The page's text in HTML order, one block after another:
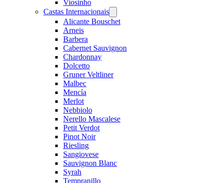
Viosinho
Castas Internacionais
menu
Alicante Bouschet
Arneis
Barbera
Cabernet Sauvignon
Chardonnay
Dolcetto
Gruner Veltliner
Malbec
Mencía
Merlot
Nebbiolo
Nerello Mascalese
Petit Verdot
Pinot Noir
Riesling
Sangiovese
Sauvignon Blanc
Syrah
Tempranillo